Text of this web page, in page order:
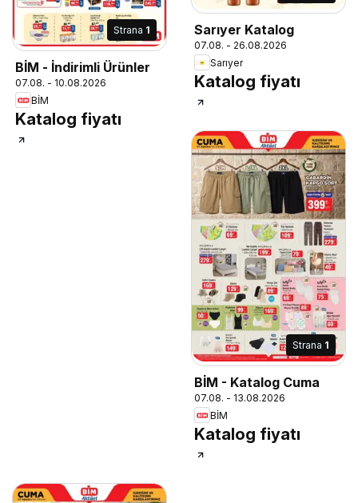
Strana 1
BİM - İndirimli Ürünler
07.08. - 10.08.2026
BİM
Katalog fiyatı
Sarıyer Katalog
07.08. - 26.08.2026
Sarıyer
Katalog fiyatı
Strana 1
BİM - Katalog Cuma
07.08. - 13.08.2026
BİM
Katalog fiyatı